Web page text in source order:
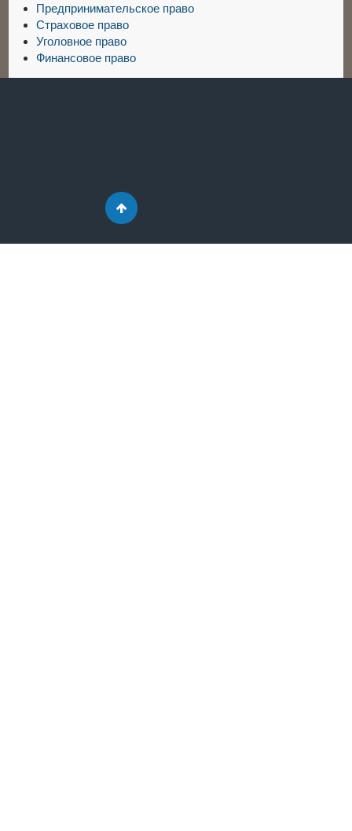
Предпринимательское право
Страховое право
Уголовное право
Финансовое право